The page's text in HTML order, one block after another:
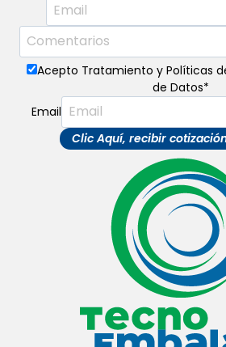
Acepto Tratamiento y Políticas
de Datos*
Email
Clic Aquí, recibir